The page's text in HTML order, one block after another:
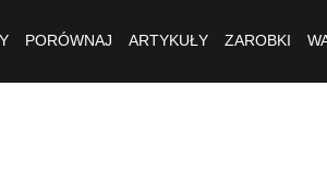
PORÓWNAJ ARTYKUŁY ZAROBKI